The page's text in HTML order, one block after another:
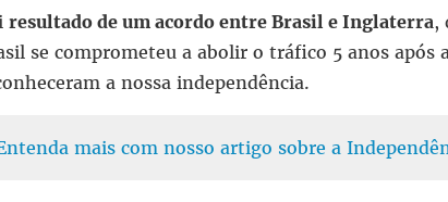
resultado de um acordo entre Brasil e Inglaterra,
se comprometeu a abolir o tráfico 5 anos após
a nossa independência.
mais com nosso artigo sobre a